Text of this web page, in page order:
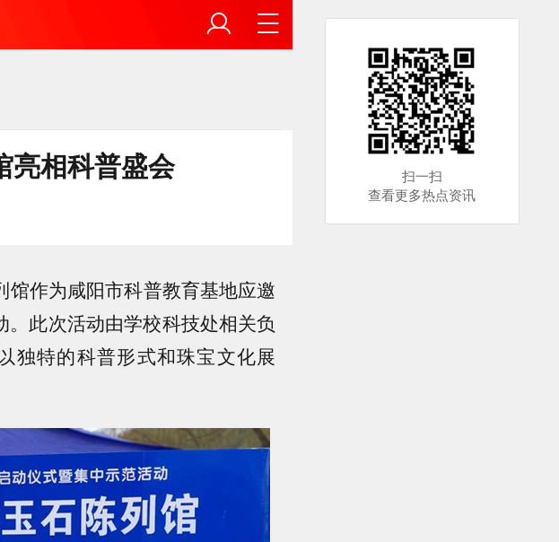
亮相科普盛会
作为咸阳市科普教育基地应邀
。此次活动由学校科技处相关负
独特的科普形式和珠宝文化展
扫一扫
查看更多热点资讯